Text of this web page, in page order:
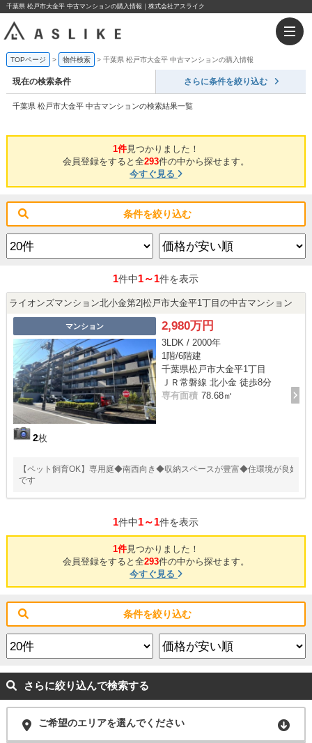
千葉県 松戸市大金平 中古マンションの購入情報｜株式会社アスライク
TOPページ 物件検索 千葉県 松戸市大金平 中古マンションの購入情報
現在の検索条件 さらに条件を絞り込む
千葉県 松戸市大金平 中古マンションの検索結果一覧
1件見つかりました！
会員登録をすると全293件の中から探せます。
今すぐ見る
条件を絞り込む
1件中1～1件を表示
ライオンズマンション北小金第2|松戸市大金平1丁目の中古マンション
マンション
2枚
2,980万円
3LDK / 2000年
1階/6階建
千葉県松戸市大金平1丁目
ＪＲ常磐線 北小金 徒歩8分
専有面積 78.68㎡
【ペット飼育OK】専用庭◆南西向き◆収納スペースが豊富◆住環境が良好
です
1件中1～1件を表示
1件見つかりました！
会員登録をすると全293件の中から探せます。
今すぐ見る
条件を絞り込む
さらに絞り込んで検索する
ご希望のエリアを選んでください